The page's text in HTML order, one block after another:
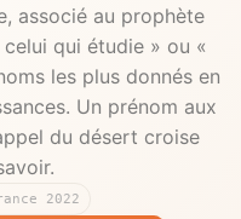
associé au prophète
qui étudie » ou «
les plus donnés en
Un prénom aux
du désert croise
2022